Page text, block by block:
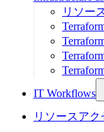
リソー
IT Workflows
リソースアク